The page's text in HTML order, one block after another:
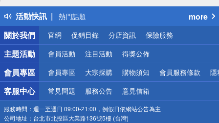
活動快訊
得獎公告
熱門話題
銀行優惠
偏遠地區配送
詐騙網頁！請小心！
more
關於我們
官網 促銷目錄 分店資訊 保險服務
主題活動 會員活動 注目活動 得獎公佈
會員專區 會員專區 大宗採購 購物須知 會員服務條款 隱
客服中心 常見問題 服務公告 意見信箱
服務時間： 週一至週日 09:00-21:00，例假日依網站公告為主
公司地址： 台北市北投區大業路136號5樓 (台灣)